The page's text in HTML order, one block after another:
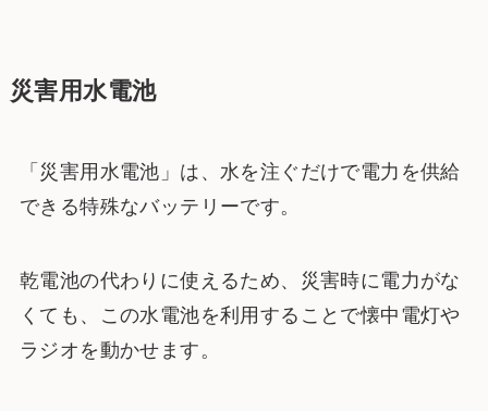
災害用水電池
「災害用水電池」は、水を注ぐだけで電力を供給
できる特殊なバッテリーです。
乾電池の代わりに使えるため、災害時に電力がな
くても、この水電池を利用することで懐中電灯や
ラジオを動かせます。